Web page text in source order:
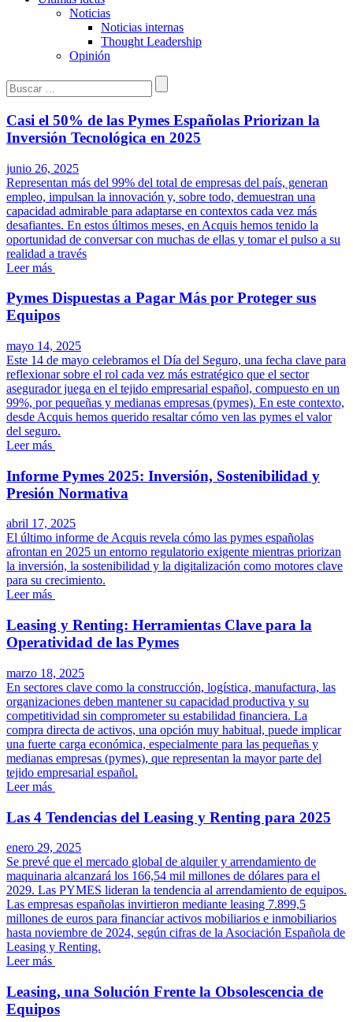
Noticias
Noticias internas
Thought Leadership
Opinión
Buscar:
Casi el 50% de las Pymes Españolas Priorizan la
Inversión Tecnológica en 2025
junio 26, 2025
Representan más del 99% del total de empresas del país, generan
empleo, impulsan la innovación y, sobre todo, demuestran una
capacidad admirable para adaptarse en contextos cada vez más
desafiantes. En estos últimos meses, en Acquis hemos tenido la
oportunidad de conversar con muchas de ellas y tomar el pulso a su
realidad a través
Leer más
Pymes Dispuestas a Pagar Más por Proteger sus
Equipos
mayo 14, 2025
Este 14 de mayo celebramos el Día del Seguro, una fecha clave para
reflexionar sobre el rol cada vez más estratégico que el sector
asegurador juega en el tejido empresarial español, compuesto en un
99%, por pequeñas y medianas empresas (pymes). En este contexto,
desde Acquis hemos querido resaltar cómo ven las pymes el valor
del seguro.
Leer más
Informe Pymes 2025: Inversión, Sostenibilidad y
Presión Normativa
abril 17, 2025
El último informe de Acquis revela cómo las pymes españolas
afrontan en 2025 un entorno regulatorio exigente mientras priorizan
la inversión, la sostenibilidad y la digitalización como motores clave
para su crecimiento.
Leer más
Leasing y Renting: Herramientas Clave para la
Operatividad de las Pymes
marzo 18, 2025
En sectores clave como la construcción, logística, manufactura, las
organizaciones deben mantener su capacidad productiva y su
competitividad sin comprometer su estabilidad financiera. La
compra directa de activos, una opción muy habitual, puede implicar
una fuerte carga económica, especialmente para las pequeñas y
medianas empresas (pymes), que representan la mayor parte del
tejido empresarial español.
Leer más
Las 4 Tendencias del Leasing y Renting para 2025
enero 29, 2025
Se prevé que el mercado global de alquiler y arrendamiento de
maquinaria alcanzará los 166,54 mil millones de dólares para el
2029. Las PYMES lideran la tendencia al arrendamiento de equipos.
Las empresas españolas invirtieron mediante leasing 7.899,5
millones de euros para financiar activos mobiliarios e inmobiliarios
hasta noviembre de 2024, según cifras de la Asociación Española de
Leasing y Renting.
Leer más
Leasing, una Solución Frente la Obsolescencia de
Equipos